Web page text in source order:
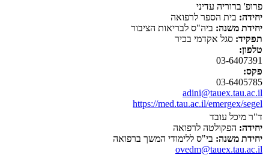
פרופ' ברוריה עדיני
יחידה: בית הספר לרפואה
יחידת משנה: ביה"ס לבריאות הציבור
תפקיד: סגל אקדמי בכיר
טלפון:
03-6407391
פקס:
03-6405785
adini@tauex.tau.ac.il
https://med.tau.ac.il/emergex/segel
ד"ר מיכל עובד
יחידה: הפקולטה לרפואה
יחידת משנה: בי"ס ללימודי המשך ברפואה
ovedm@tauex.tau.ac.il